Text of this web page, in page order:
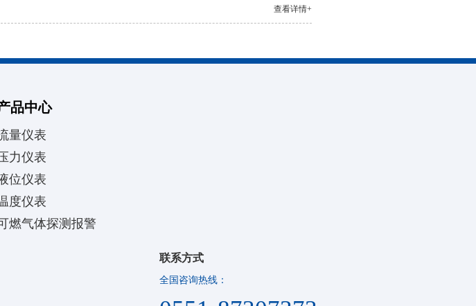
查看详情+
品中心
量仪表
力仪表
位仪表
度仪表
燃气体探测报警
联系方式
全国咨询热线：